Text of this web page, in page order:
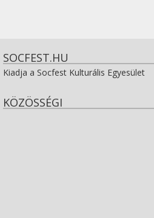
SOCFEST.HU
Kiadja a Socfest Kulturális Egyesület
KÖZÖSSÉGI